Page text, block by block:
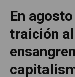
En
traición